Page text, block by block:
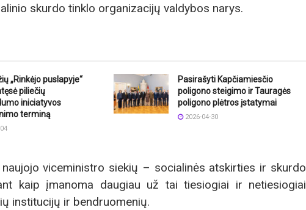
skurdo tinklo organizacijų valdybos narys.
„Rinkėjo puslapyje“
piliečių
iniciatyvos
terminą
Pasirašyti Kapčiamiesčio
poligono steigimo ir Tauragės
poligono plėtros įstatymai
2026-04-30
viceministro siekių – socialinės atskirties ir skurdo
kaip įmanoma daugiau už tai tiesiogiai ir netiesiogiai
institucijų ir bendruomenių.